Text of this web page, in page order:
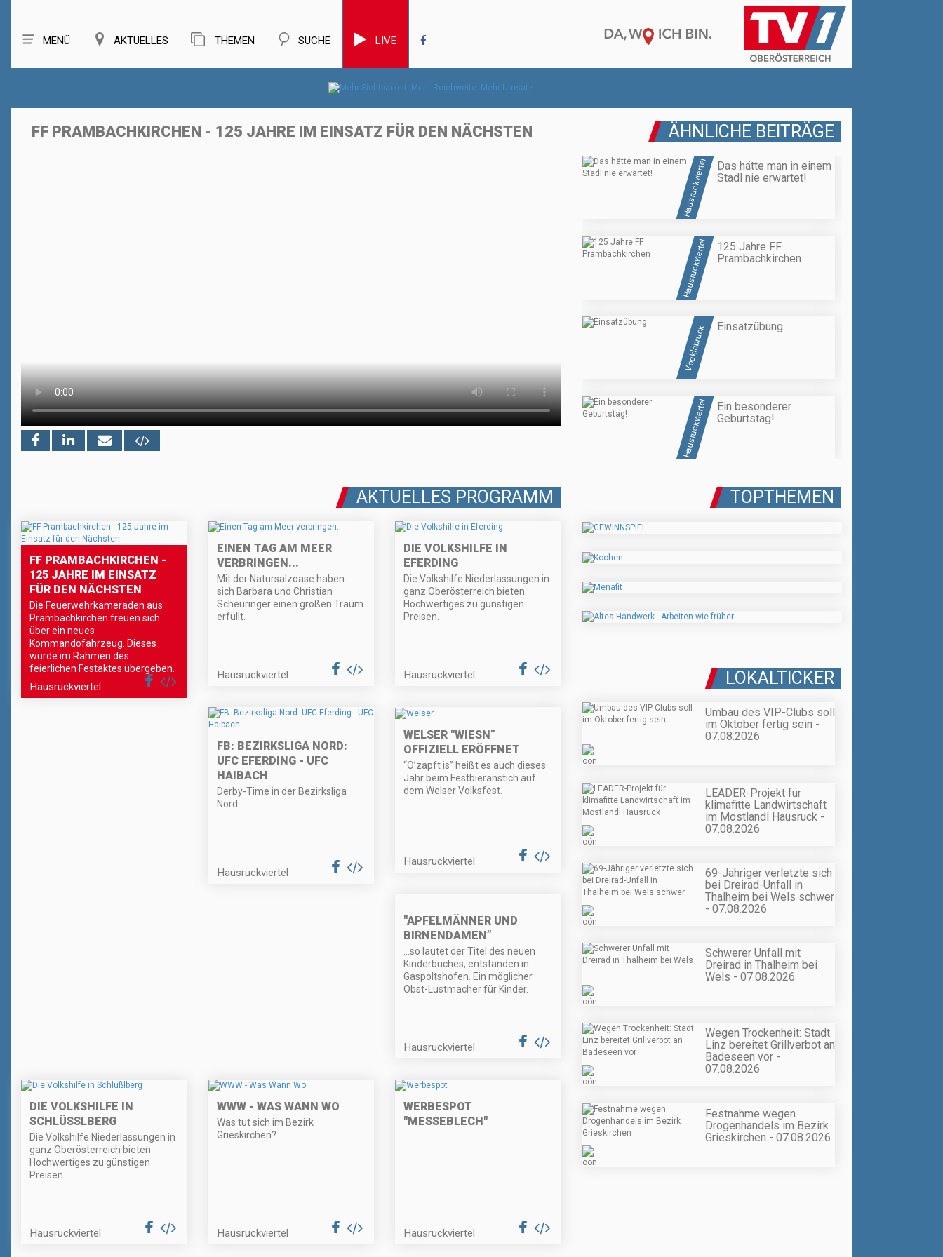
MENÜ AKTUELLES THEMEN SUCHE LIVE
FF PRAMBACHKIRCHEN - 125 JAHRE IM EINSATZ FÜR DEN NÄCHSTEN ÄHNLICHE BEITRÄGE
Hausruckviertel
Das hätte man in einem
Stadl nie erwartet!
Hausruckviertel
125 Jahre FF
Prambachkirchen
Vöcklabruck Einsatzübung
Hausruckviertel
Ein besonderer
Geburtstag!
AKTUELLES PROGRAMM
FF PRAMBACHKIRCHEN -
125 JAHRE IM EINSATZ
FÜR DEN NÄCHSTEN
Die Feuerwehrkameraden aus
Prambachkirchen freuen sich
über ein neues
Kommandofahrzeug. Dieses
wurde im Rahmen des
feierlichen Festaktes übergeben.
Hausruckviertel
EINEN TAG AM MEER
VERBRINGEN...
Mit der Natursalzoase haben
sich Barbara und Christian
Scheuringer einen großen Traum
erfüllt.
Hausruckviertel
DIE VOLKSHILFE IN
EFERDING
Die Volkshilfe Niederlassungen in
ganz Oberösterreich bieten
Hochwertiges zu günstigen
Preisen.
Hausruckviertel
FB: BEZIRKSLIGA NORD:
UFC EFERDING - UFC
HAIBACH
Derby-Time in der Bezirksliga
Nord.
Hausruckviertel
WELSER "WIESN”
OFFIZIELL ERÖFFNET
“O’zapft is” heißt es auch dieses
Jahr beim Festbieranstich auf
dem Welser Volksfest.
Hausruckviertel
"APFELMÄNNER UND
BIRNENDAMEN”
...so lautet der Titel des neuen
Kinderbuches, entstanden in
Gaspoltshofen. Ein möglicher
Obst-Lustmacher für Kinder.
Hausruckviertel
DIE VOLKSHILFE IN
SCHLÜSSLBERG
Die Volkshilfe Niederlassungen in
ganz Oberösterreich bieten
Hochwertiges zu günstigen
Preisen.
Hausruckviertel
WWW - WAS WANN WO
Was tut sich im Bezirk
Grieskirchen?
Hausruckviertel
WERBESPOT
"MESSEBLECH"
Hausruckviertel
TOPTHEMEN
LOKALTICKER
Umbau des VIP-Clubs soll
im Oktober fertig sein -
07.08.2026
LEADER-Projekt für
klimafitte Landwirtschaft
im Mostlandl Hausruck -
07.08.2026
69-Jähriger verletzte sich
bei Dreirad-Unfall in
Thalheim bei Wels schwer
- 07.08.2026
Schwerer Unfall mit
Dreirad in Thalheim bei
Wels - 07.08.2026
Wegen Trockenheit: Stadt
Linz bereitet Grillverbot an
Badeseen vor -
07.08.2026
Festnahme wegen
Drogenhandels im Bezirk
Grieskirchen - 07.08.2026